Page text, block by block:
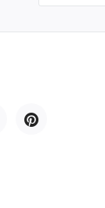
GitHub